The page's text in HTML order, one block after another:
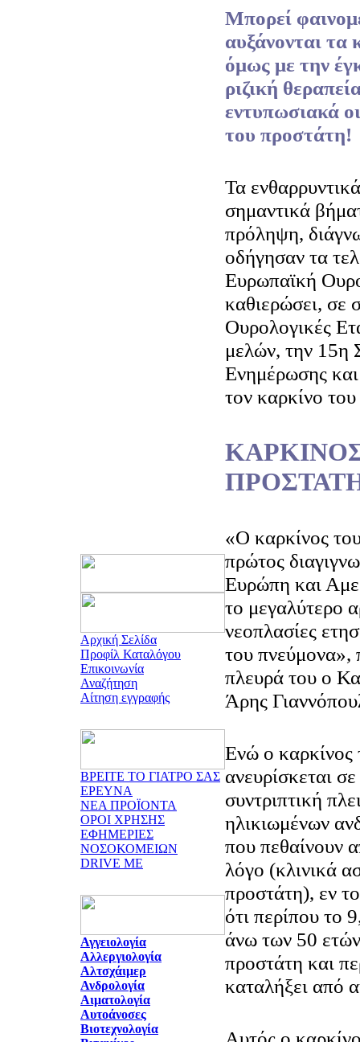
Αρχική Σελίδα
Προφίλ Καταλόγου
Επικοινωνία
Αναζήτηση
Αίτηση εγγραφής
ΒΡΕΙΤΕ ΤΟ ΓΙΑΤΡΟ ΣΑΣ
ΕΡΕΥΝΑ
ΝΕΑ ΠΡΟΪΟΝΤΑ
ΟΡΟΙ ΧΡΗΣΗΣ
ΕΦΗΜΕΡΙΕΣ
ΝΟΣΟΚΟΜΕΙΩΝ
DRIVE ME
Αγγειολογία
Αλλεργιολογία
Αλτσχάιμερ
Ανδρολογία
Αιματολογία
Αυτοάνοσες
Βιοτεχνολογία
Μπορεί
αυξάνονται τα
όμως με την
ριζική
εντυπωσιακά
του προστάτη!
Τα
σημαντικά
πρόληψη,
οδήγησαν τα
Ευρωπαϊκή
καθιερώσει, σε
Ουρολογικές
μελών, την 15η
Ενημέρωσης
τον καρκίνο
«Ο καρκίνος
πρώτος
Ευρώπη και
το μεγαλύτερο
νεοπλασίες
του πνεύμονα»,
πλευρά του ο
Άρης
Ενώ ο καρκίνος
ανευρίσκεται
συντριπτική
ηλικιωμένων
που πεθαίνουν
λόγο (κλινικά
προστάτη), εν
ότι περίπου το
άνω των 50
προστάτη και
καταλήξει από